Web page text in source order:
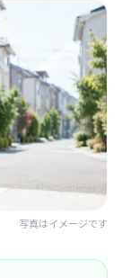
写真はイメージです